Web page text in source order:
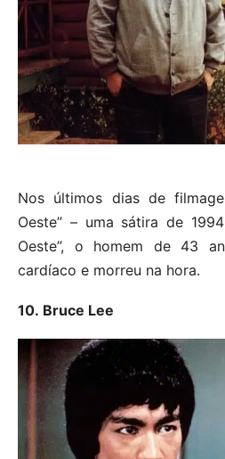
Nos últimos dias de
Oeste” – uma sátira de
Oeste”, o homem de 43
cardíaco e morreu na hora.
10. Bruce Lee